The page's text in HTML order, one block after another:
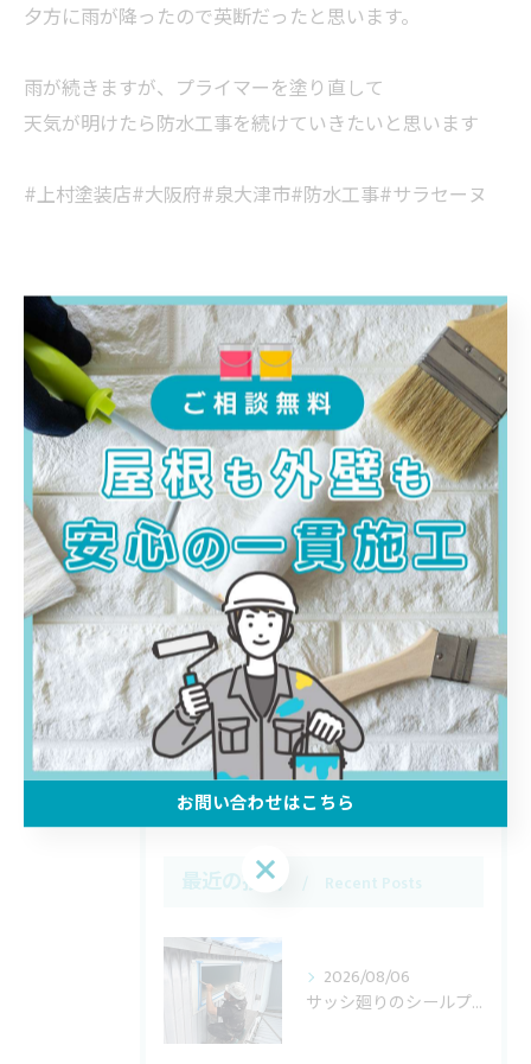
夕方に雨が降ったので英断だったと思います。
雨が続きますが、プライマーを塗り直して
天気が明けたら防水工事を続けていきたいと思います
#上村塗装店#大阪府#泉大津市#防水工事#サラセーヌ
< 前のページ 一覧に戻る 次のページ >
カテゴリー Categories
全てのカテゴリー
屋根
防水
リフォーム
塗り替え
雨漏り
最近の投稿 Recent Posts
2026/08/06
サッシ廻りのシールプライマー塗布を行なっています。
お問い合わせはこちら
お問い合わせはこちら